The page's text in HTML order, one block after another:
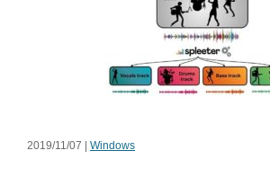
2019/11/07 | Windows